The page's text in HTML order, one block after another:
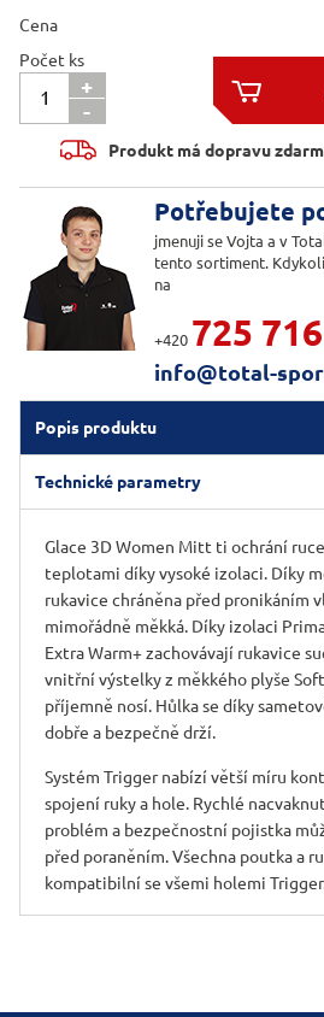
Cena
Počet ks
+
-


Produkt má dopravu
Potřebujete
jmenuji se Vojta a v
tento sortiment.
na
+420 725
info@total-
Popis produktu
Technické parametry
Glace 3D Women Mitt ti ochrání
teplotami díky vysoké izolaci. Díky
rukavice chráněna před pronikáním
mimořádně měkká. Díky izolaci
Extra Warm+ zachovávají rukavice
vnitřní výstelky z měkkého plyše
příjemně nosí. Hůlka se díky
dobře a bezpečně drží.
Systém Trigger nabízí větší míru
spojení ruky a hole. Rychlé
problém a bezpečnostní pojistka
před poraněním. Všechna poutka a
kompatibilní se všemi holemi